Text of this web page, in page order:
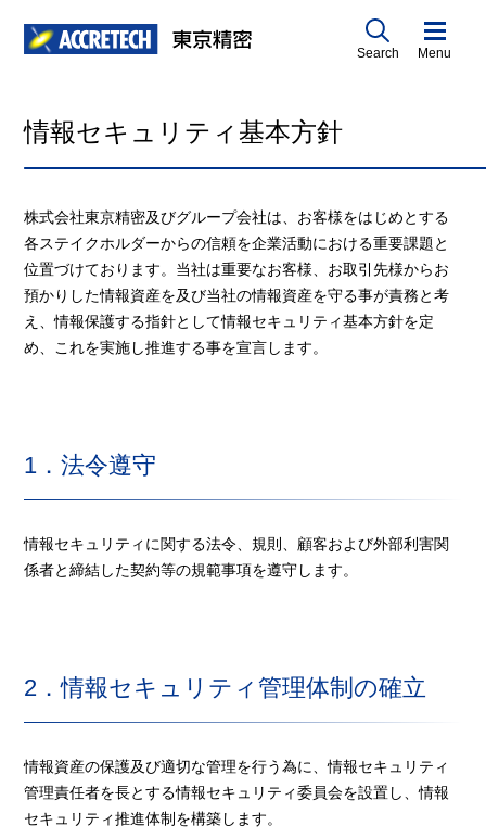
Search Menu
情報セキュリティ基本方針
株式会社東京精密及びグループ会社は、お客様をはじめとする
各ステイクホルダーからの信頼を企業活動における重要課題と
位置づけております。当社は重要なお客様、お取引先様からお
預かりした情報資産を及び当社の情報資産を守る事が責務と考
え、情報保護する指針として情報セキュリティ基本方針を定
め、これを実施し推進する事を宣言します。
1．法令遵守
情報セキュリティに関する法令、規則、顧客および外部利害関
係者と締結した契約等の規範事項を遵守します。
2．情報セキュリティ管理体制の確立
情報資産の保護及び適切な管理を行う為に、情報セキュリティ
管理責任者を⾧とする情報セキュリティ委員会を設置し、情報
セキュリティ推進体制を構築します。